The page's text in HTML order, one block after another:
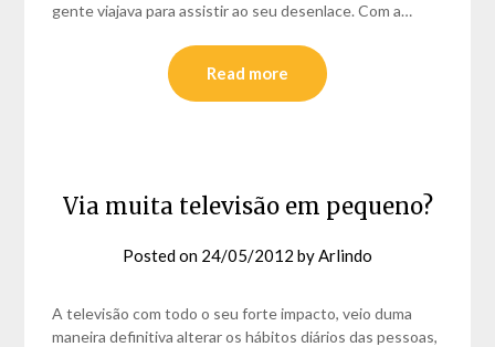
gente viajava para assistir ao seu desenlace. Com a…
Read more
Via muita televisão em pequeno?
Posted on 24/05/2012 byArlindo
A televisão com todo o seu forte impacto, veio duma
maneira definitiva alterar os hábitos diários das pessoas,